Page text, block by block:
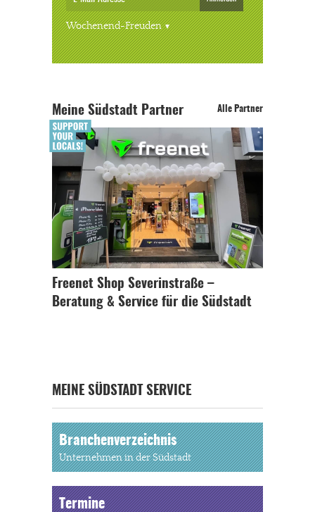
Wochenend-Freuden
Meine Südstadt Partner Alle Partner
Freenet Shop Severinstraße –
Beratung & Service für die Südstadt
MEINE SÜDSTADT SERVICE
Branchenverzeichnis
Unternehmen in der Südstadt
Termine